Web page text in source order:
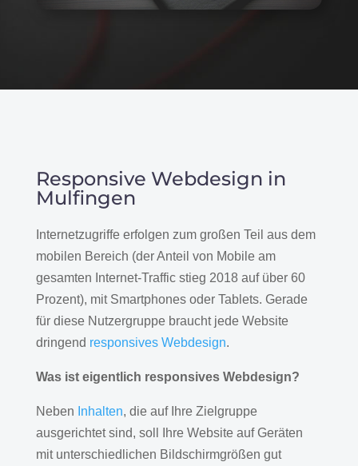
Responsive Webdesign in
Mulfingen
Internetzugriffe erfolgen zum großen Teil aus dem
mobilen Bereich (der Anteil von Mobile am
gesamten Internet-Traffic stieg 2018 auf über 60
Prozent), mit Smartphones oder Tablets. Gerade
für diese Nutzergruppe braucht jede Website
dringend responsives Webdesign.
Was ist eigentlich responsives Webdesign?
Neben Inhalten, die auf Ihre Zielgruppe
ausgerichtet sind, soll Ihre Website auf Geräten
mit unterschiedlichen Bildschirmgrößen gut